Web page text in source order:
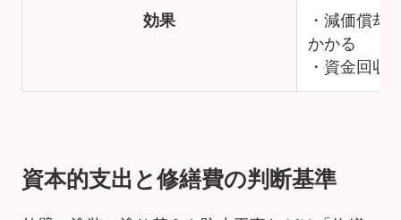
効果
・減価償却
かかる
・資金回収
資本的支出と修繕費の判断基準